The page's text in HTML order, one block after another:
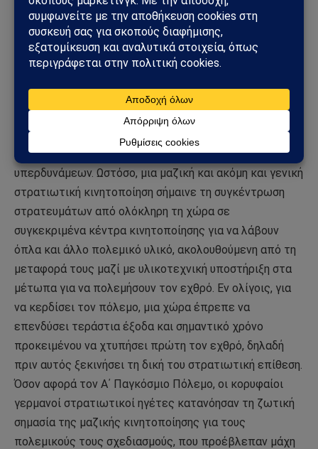
ευρωπαϊκές μεγάλες δυνάμεις, βασιζόταν στην
υπόθεση της επίθεσης. Το κλειδί για την επίθεση,
ωστόσο, ήταν μια μαζική και πολύ γρήγορη στρατιωτική
να κάνει ο εχθρός. Κάτι παρόμοιο σχεδιάστηκε κατά τη
διάρκεια του Ψυχρού Πολέμου, όταν η υπεροχή της
πρώτης πυρηνικής επίθεσης βρισκόταν στην κορυφή
των στρατιωτικών σχεδίων και των δύο
υπερδυνάμεων. Ωστόσο, μια μαζική και ακόμη και γενική
στρατιωτική κινητοποίηση σήμαινε τη συγκέντρωση
στρατευμάτων από ολόκληρη τη χώρα σε
συγκεκριμένα κέντρα κινητοποίησης για να λάβουν
όπλα και άλλο πολεμικό υλικό, ακολουθούμενη από τη
μεταφορά τους μαζί με υλικοτεχνική υποστήριξη στα
μέτωπα για να πολεμήσουν τον εχθρό. Εν ολίγοις, για
να κερδίσει τον πόλεμο, μια χώρα έπρεπε να
επενδύσει τεράστια έξοδα και σημαντικό χρόνο
προκειμένου να χτυπήσει πρώτη τον εχθρό, δηλαδή
πριν αυτός ξεκινήσει τη δική του στρατιωτική επίθεση.
Όσον αφορά τον Α΄ Παγκόσμιο Πόλεμο, οι κορυφαίοι
γερμανοί στρατιωτικοί ηγέτες κατανόησαν τη ζωτική
σημασία της μαζικής κινητοποίησης για τους
πολεμικούς τους σχεδιασμούς, που προέβλεπαν μάχη